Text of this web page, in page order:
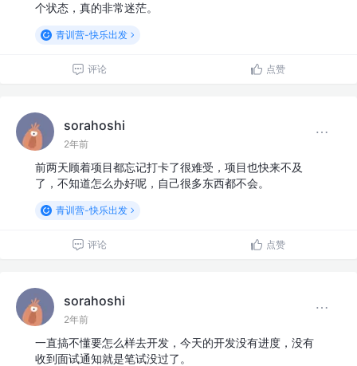
个状态，真的非常迷茫。
青训营-快乐出发
评论 点赞
sorahoshi
2年前
前两天顾着项目都忘记打卡了很难受，项目也快来不及
了，不知道怎么办好呢，自己很多东西都不会。
青训营-快乐出发
评论 点赞
sorahoshi
2年前
一直搞不懂要怎么样去开发，今天的开发没有进度，没有
收到面试通知就是笔试没过了。